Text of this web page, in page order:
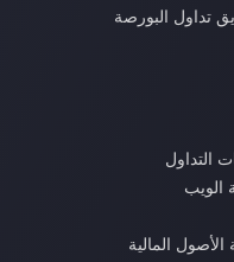
تداول البورصة
التداول
الويب
الأصول المالية